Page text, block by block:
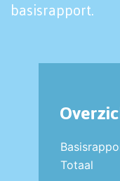
basisrapport.
Totaal